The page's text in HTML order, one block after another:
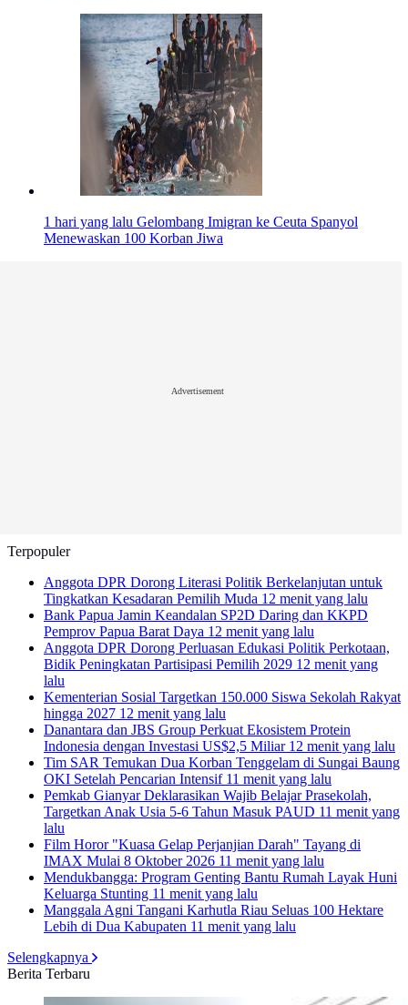
1 hari yang lalu Gelombang Imigran ke Ceuta Spanyol
Menewaskan 100 Korban Jiwa
Advertisement
Terpopuler
Anggota DPR Dorong Literasi Politik Berkelanjutan untuk
Tingkatkan Kesadaran Pemilih Muda 12 menit yang lalu
Bank Papua Jamin Keandalan SP2D Daring dan KKPD
Pemprov Papua Barat Daya 12 menit yang lalu
Anggota DPR Dorong Perluasan Edukasi Politik Perkotaan,
Bidik Peningkatan Partisipasi Pemilih 2029 12 menit yang
lalu
Kementerian Sosial Targetkan 150.000 Siswa Sekolah Rakyat
hingga 2027 12 menit yang lalu
Danantara dan JBS Group Perkuat Ekosistem Protein
Indonesia dengan Investasi US$2,5 Miliar 12 menit yang lalu
Tim SAR Temukan Dua Korban Tenggelam di Sungai Baung
OKI Setelah Pencarian Intensif 11 menit yang lalu
Pemkab Gianyar Deklarasikan Wajib Belajar Prasekolah,
Targetkan Anak Usia 5-6 Tahun Masuk PAUD 11 menit yang
lalu
Film Horor "Kuasa Gelap Perjanjian Darah" Tayang di
IMAX Mulai 8 Oktober 2026 11 menit yang lalu
Mendukbangga: Program Genting Bantu Rumah Layak Huni
Keluarga Stunting 11 menit yang lalu
Manggala Agni Tangani Karhutla Riau Seluas 100 Hektare
Lebih di Dua Kabupaten 11 menit yang lalu
Selengkapnya
Berita Terbaru